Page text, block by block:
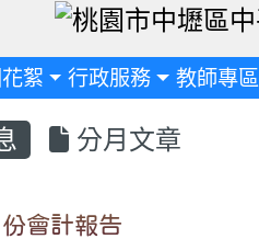
絮 行政服務 教師專區
分月文章
會計報告